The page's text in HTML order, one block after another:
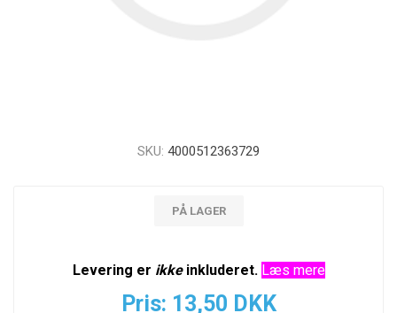
SKU: 4000512363729
PÅ LAGER
Levering er ikkeinkluderet. Læs mere
Pris: 13,50 DKK